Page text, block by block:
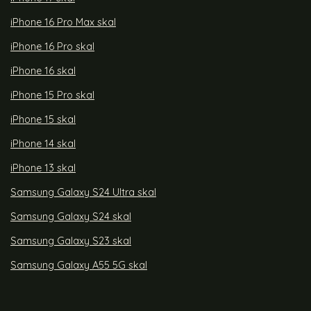
iPhone 16 Pro Max skal
iPhone 16 Pro skal
iPhone 16 skal
iPhone 15 Pro skal
iPhone 15 skal
iPhone 14 skal
iPhone 13 skal
Samsung Galaxy S24 Ultra skal
Samsung Galaxy S24 skal
Samsung Galaxy S23 skal
Samsung Galaxy A55 5G skal